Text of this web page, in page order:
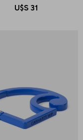
U$S 31